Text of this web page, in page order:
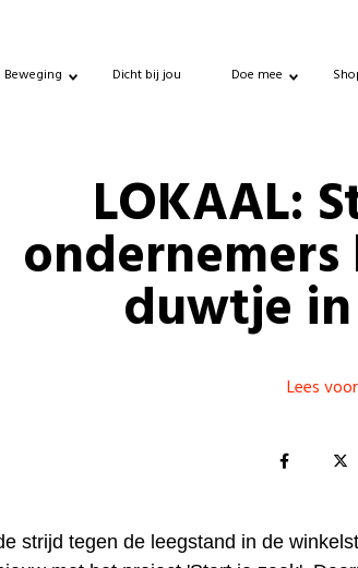
Beweging Dicht bij jou Doe mee
LOKAAL:
duwtje
Lees voor
strijd tegen de leegstand in de